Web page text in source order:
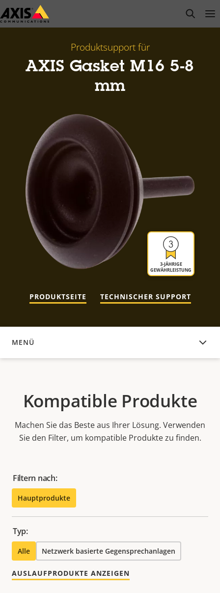
Zum
Hauptinhalt
open
Produktsupport für
AXIS Gasket M16 5-8
mm
3-JÄHRIGE
GEWÄHRLEISTUNG
PRODUKTSEITE TECHNISCHER SUPPORT
MENÜ
KOMPATIBLE PRODUKTE
Kompatible Produkte
Machen Sie das Beste aus Ihrer Lösung. Verwenden
Sie den Filter, um kompatible Produkte zu finden.
Filtern nach:
Hauptprodukte
Typ:
Alle Netzwerk basierte Gegensprechanlagen
AUSLAUFPRODUKTE ANZEIGEN